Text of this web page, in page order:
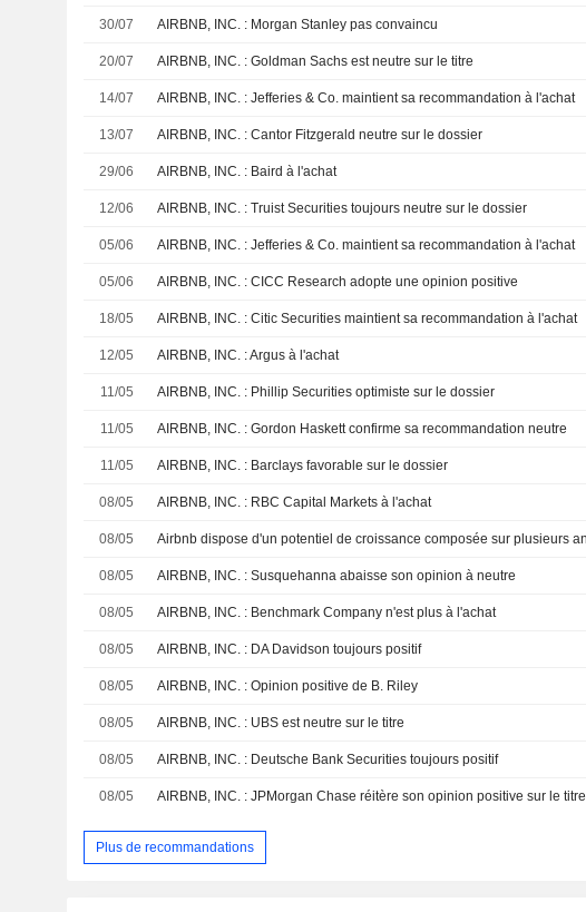
30/07 AIRBNB, INC. : Morgan Stanley pas convaincu
20/07 AIRBNB, INC. : Goldman Sachs est neutre sur le titre
14/07 AIRBNB, INC. : Jefferies & Co. maintient sa recommandation à l'achat
13/07 AIRBNB, INC. : Cantor Fitzgerald neutre sur le dossier
29/06 AIRBNB, INC. : Baird à l'achat
12/06 AIRBNB, INC. : Truist Securities toujours neutre sur le dossier
05/06 AIRBNB, INC. : Jefferies & Co. maintient sa recommandation à l'achat
05/06 AIRBNB, INC. : CICC Research adopte une opinion positive
18/05 AIRBNB, INC. : Citic Securities maintient sa recommandation à l'achat
12/05 AIRBNB, INC. : Argus à l'achat
11/05 AIRBNB, INC. : Phillip Securities optimiste sur le dossier
11/05 AIRBNB, INC. : Gordon Haskett confirme sa recommandation neutre
11/05 AIRBNB, INC. : Barclays favorable sur le dossier
08/05 AIRBNB, INC. : RBC Capital Markets à l'achat
08/05
08/05 AIRBNB, INC. : Susquehanna abaisse son opinion à neutre
08/05 AIRBNB, INC. : Benchmark Company n'est plus à l'achat
08/05 AIRBNB, INC. : DA Davidson toujours positif
08/05 AIRBNB, INC. : Opinion positive de B. Riley
08/05 AIRBNB, INC. : UBS est neutre sur le titre
08/05 AIRBNB, INC. : Deutsche Bank Securities toujours positif
08/05 AIRBNB, INC. : JPMorgan Chase réitère son opinion positive sur le titre
Plus de recommandations